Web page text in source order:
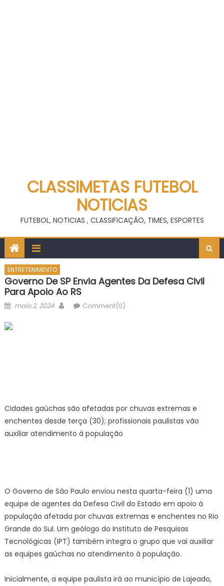
CLASSIMETAS FUTEBOL
NOTICIAS
FUTEBOL, NOTICIAS , CLASSIFICAÇÃO, TIMES, ESPORTES
ENTRETENIMENTO
Governo De SP Envia Agentes Da Defesa Civil
Para Apoio Ao RS
Posted
maio 2, 2024 AuthorComment(0)
Cidades gaúchas são afetadas por chuvas extremas e
enchentes desde terça (30); profissionais paulistas vão
auxiliar atendimento à população
O Governo de São Paulo enviou nesta quarta-feira (1) uma
equipe de agentes da Defesa Civil do Estado em apoio à
população afetada por chuvas extremas e enchentes no Rio
Grande do Sul. Um geólogo do Instituto de Pesquisas
Tecnológicas (IPT) também integra o grupo que vai auxiliar
as equipes gaúchas no atendimento à população.
Inicialmente, a equipe paulista irá ao município de Lajeado,